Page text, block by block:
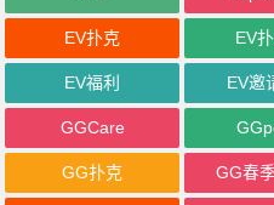
EV扑克 EV
EV福利 EV邀
GGCare
GG扑克 GG春